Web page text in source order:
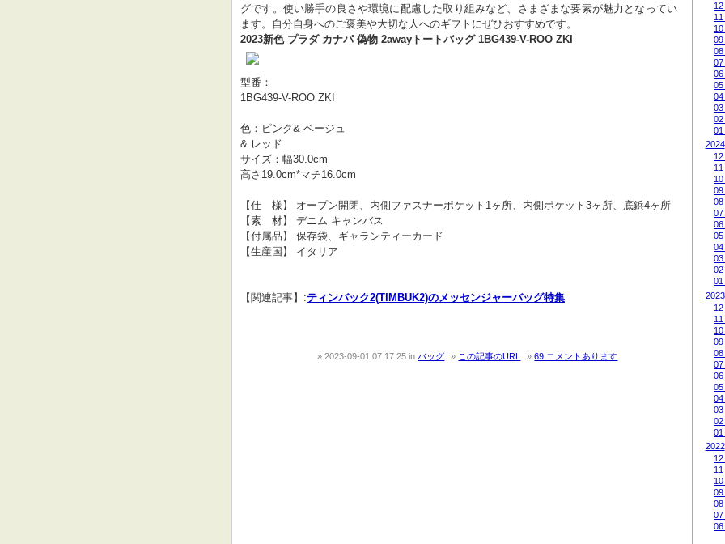
グです。使い勝手の良さや環境に配慮した取り組みなど、さまざまな要素が魅力となってい
ます。自分自身へのご褒美や大切な人へのギフトにぜひおすすめです。
2023新色 プラダ カナパ 偽物 2awayトートバッグ 1BG439-V-ROO ZKI
型番：
1BG439-V-ROO ZKI
色：ピンク& ベージュ
& レッド
サイズ：幅30.0cm
高さ19.0cm*マチ16.0cm
【仕　様】 オープン開閉、内側ファスナーポケット1ヶ所、内側ポケット3ヶ所、底鋲4ヶ所
【素　材】 デニム キャンバス
【付属品】 保存袋、ギャランティーカード
【生産国】 イタリア
【関連記事】:ティンバック2(TIMBUK2)のメッセンジャーバッグ特集
2023-09-01 07:17:25inバッグ この記事のURL 69 コメントあります
12
11
10
09
08
07
06
05
04
03
02
01
2024
12
11
10
09
08
07
06
05
04
03
02
01
2023
12
11
10
09
08
07
06
05
04
03
02
01
2022
12
11
10
09
08
07
06